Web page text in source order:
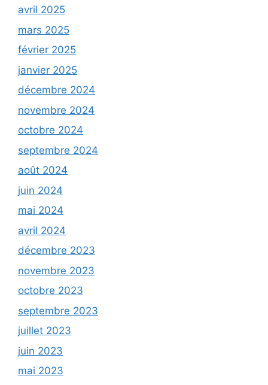
avril 2025
mars 2025
février 2025
janvier 2025
décembre 2024
novembre 2024
octobre 2024
septembre 2024
août 2024
juin 2024
mai 2024
avril 2024
décembre 2023
novembre 2023
octobre 2023
septembre 2023
juillet 2023
juin 2023
mai 2023